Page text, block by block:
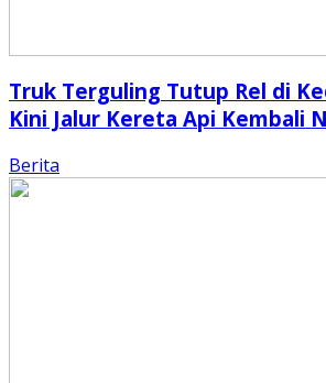
Truk Terguling Tutup Rel di
Kini Jalur Kereta Api Kembali
Berita